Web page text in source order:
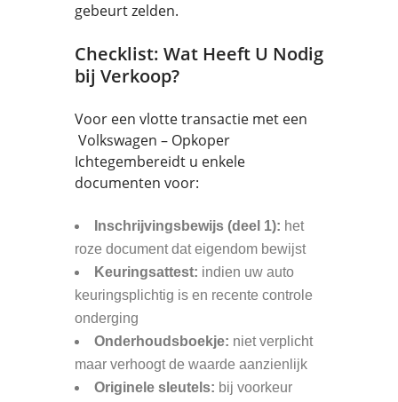
gebeurt zelden.
Checklist: Wat Heeft U Nodig
bij Verkoop?
Voor een vlotte transactie met een
Volkswagen – Opkoper
Ichtegembereidt u enkele
documenten voor:
Inschrijvingsbewijs (deel 1): het
roze document dat eigendom bewijst
Keuringsattest: indien uw auto
keuringsplichtig is en recente controle
onderging
Onderhoudsboekje: niet verplicht
maar verhoogt de waarde aanzienlijk
Originele sleutels: bij voorkeur